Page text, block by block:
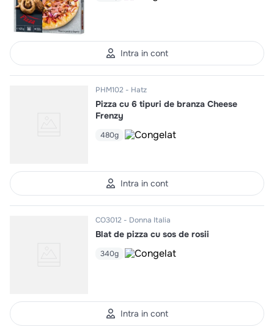
Intra in cont
PHM102 Hatz
Pizza cu 6 tipuri de branza Cheese
Frenzy
480g
Intra in cont
CO3012 Donna Italia
Blat de pizza cu sos de rosii
340g
Intra in cont